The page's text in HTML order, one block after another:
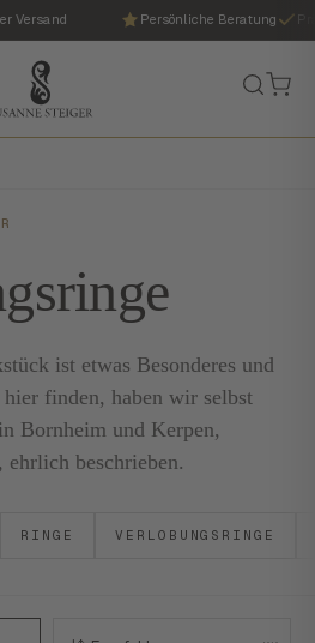
Versand Persönliche Beratung
ist etwas Besonderes und
finden, haben wir selbst
Bornheim und Kerpen,
beschrieben.
RINGE VERLOBUNGSRINGE